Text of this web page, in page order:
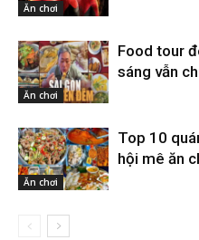
Ăn chơi
Ăn chơi
Food tour
sáng vẫn
Ăn chơi
Top 10
hội mê ăn